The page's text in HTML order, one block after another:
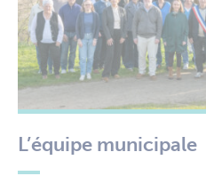
L’équipe municipale